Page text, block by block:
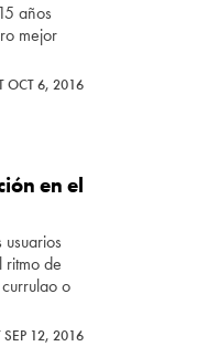
años
mejor
OCT 6, 2016
en el
ritmo de
o
SEP 12, 2016